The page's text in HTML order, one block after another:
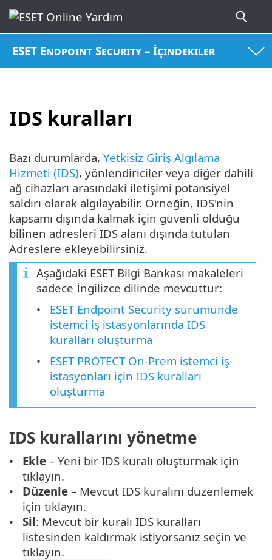
ESET Endpoint Security – İçindekiler
IDS kuralları
Bazı durumlarda, Yetkisiz Giriş Algılama
Hizmeti (IDS), yönlendiriciler veya diğer dahili
ağ cihazları arasındaki iletişimi potansiyel
saldırı olarak algılayabilir. Örneğin, IDS'nin
kapsamı dışında kalmak için güvenli olduğu
bilinen adresleri IDS alanı dışında tutulan
Adreslere ekleyebilirsiniz.
Aşağıdaki ESET Bilgi Bankası makaleleri
sadece İngilizce dilinde mevcuttur:
ESET Endpoint Security sürümünde
istemci iş istasyonlarında IDS
kuralları oluşturma
ESET PROTECT On-Prem istemci iş
istasyonları için IDS kuralları
oluşturma
IDS kurallarını yönetme
Ekle – Yeni bir IDS kuralı oluşturmak için
tıklayın.
Düzenle – Mevcut IDS kuralını düzenlemek
için tıklayın.
Sil: Mevcut bir kuralı IDS kuralları
listesinden kaldırmak istiyorsanız seçin ve
tıklayın.